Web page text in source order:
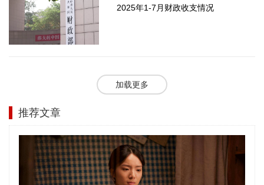
2025年1-7月财政收支情况
加载更多
推荐文章